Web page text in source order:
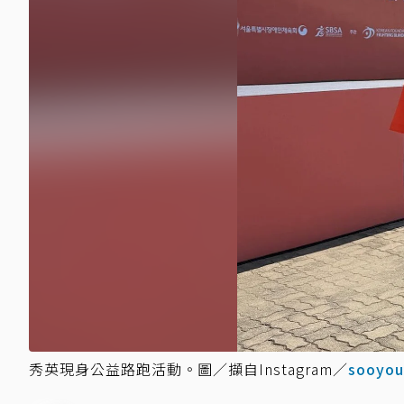
秀英現身公益路跑活動。圖／擷自Instagram／